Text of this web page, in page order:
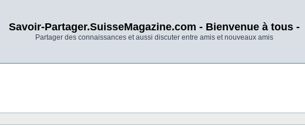
Savoir-Partager.SuisseMagazine.com - Bienvenue à tous -
Partager des connaissances et aussi discuter entre amis et nouveaux amis